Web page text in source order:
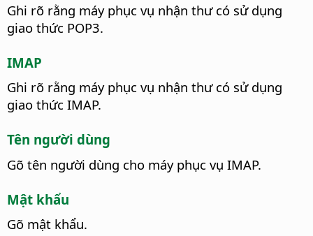
Ghi rõ rằng máy phục vụ nhận thư có sử dụng
giao thức POP3.
IMAP
Ghi rõ rằng máy phục vụ nhận thư có sử dụng
giao thức IMAP.
Tên người dùng
Gõ tên người dùng cho máy phục vụ IMAP.
Mật khẩu
Gõ mật khẩu.